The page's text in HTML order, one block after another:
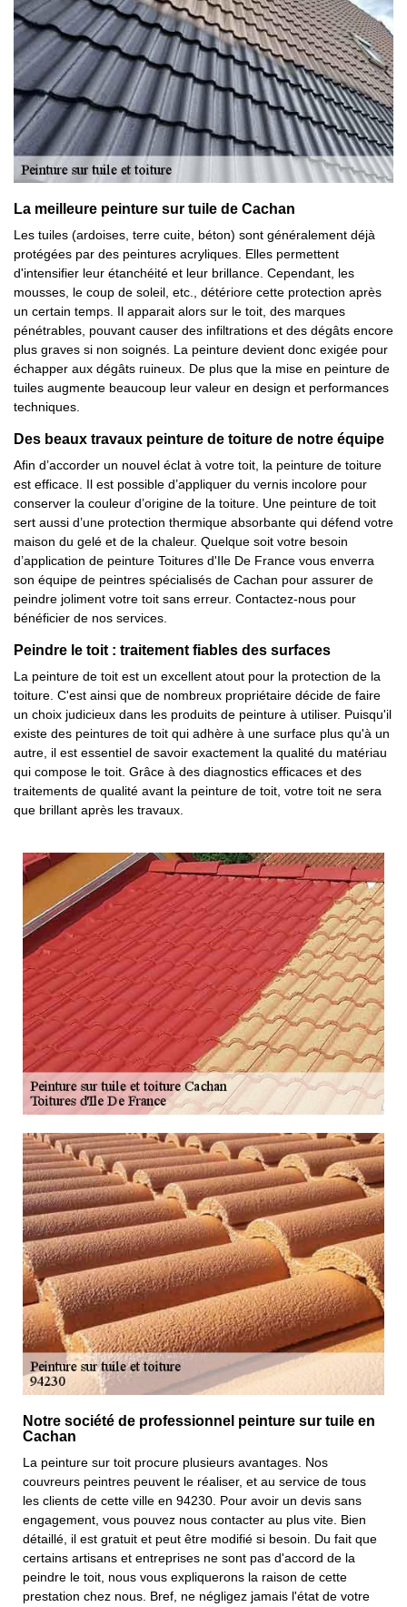
La meilleure peinture sur tuile de Cachan
Les tuiles (ardoises, terre cuite, béton) sont généralement déjà
protégées par des peintures acryliques. Elles permettent
d'intensifier leur étanchéité et leur brillance. Cependant, les
mousses, le coup de soleil, etc., détériore cette protection après
un certain temps. Il apparait alors sur le toit, des marques
pénétrables, pouvant causer des infiltrations et des dégâts encore
plus graves si non soignés. La peinture devient donc exigée pour
échapper aux dégâts ruineux. De plus que la mise en peinture de
tuiles augmente beaucoup leur valeur en design et performances
techniques.
Des beaux travaux peinture de toiture de notre équipe
Afin d’accorder un nouvel éclat à votre toit, la peinture de toiture
est efficace. Il est possible d’appliquer du vernis incolore pour
conserver la couleur d’origine de la toiture. Une peinture de toit
sert aussi d’une protection thermique absorbante qui défend votre
maison du gelé et de la chaleur. Quelque soit votre besoin
d’application de peinture Toitures d'Ile De France vous enverra
son équipe de peintres spécialisés de Cachan pour assurer de
peindre joliment votre toit sans erreur. Contactez-nous pour
bénéficier de nos services.
Peindre le toit : traitement fiables des surfaces
La peinture de toit est un excellent atout pour la protection de la
toiture. C'est ainsi que de nombreux propriétaire décide de faire
un choix judicieux dans les produits de peinture à utiliser. Puisqu'il
existe des peintures de toit qui adhère à une surface plus qu'à un
autre, il est essentiel de savoir exactement la qualité du matériau
qui compose le toit. Grâce à des diagnostics efficaces et des
traitements de qualité avant la peinture de toit, votre toit ne sera
que brillant après les travaux.
Notre société de professionnel peinture sur tuile en
Cachan
La peinture sur toit procure plusieurs avantages. Nos
couvreurs peintres peuvent le réaliser, et au service de tous
les clients de cette ville en 94230. Pour avoir un devis sans
engagement, vous pouvez nous contacter au plus vite. Bien
détaillé, il est gratuit et peut être modifié si besoin. Du fait que
certains artisans et entreprises ne sont pas d'accord de la
peindre le toit, nous vous expliquerons la raison de cette
prestation chez nous. Bref, ne négligez jamais l'état de votre